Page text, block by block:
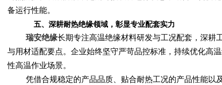
备运行性能。
五、深耕耐热绝缘领域，彰显专业配套实力
瑞安绝缘长期专注高温绝缘材料研发与工况配套，深耕
与用材适配要点。企业始终坚守严苛品控标准，持续优化高
性高温作业场景。
凭借合规稳定的产品品质、贴合耐热工况的产品性能以